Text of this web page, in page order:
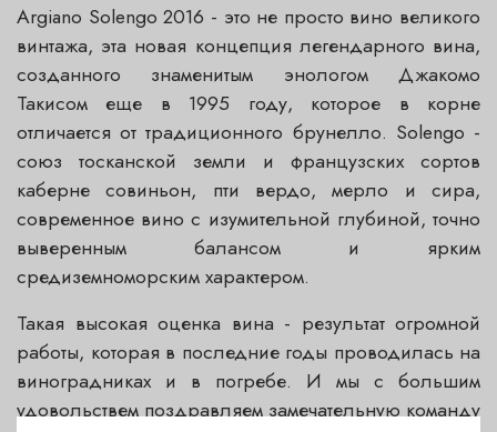
Argiano Solengo 2016 - это не просто вино великого
винтажа, эта новая концепция легендарного вина,
созданного знаменитым энологом Джакомо
Такисом еще в 1995 году, которое в корне
отличается от традиционного брунелло. Solengo -
союз тосканской земли и французских сортов
каберне совиньон, пти вердо, мерло и сира,
современное вино с изумительной глубиной, точно
выверенным балансом и ярким
средиземноморским характером.
Такая высокая оценка вина - результат огромной
работы, которая в последние годы проводилась на
виноградниках и в погребе. И мы с большим
удовольствем поздравляем замечательную команду